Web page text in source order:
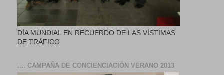
DÍA MUNDIAL EN RECUERDO DE LAS VÍSTIMAS
DE TRÁFICO
.... CAMPAÑA DE CONCIENCIACIÓN VERANO 2013